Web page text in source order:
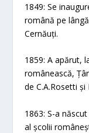
1849: Se
română pe
Cernăuți.
1859: A apărut,
românească,
de C.A.Rosetti și
1863: S-a
al școlii